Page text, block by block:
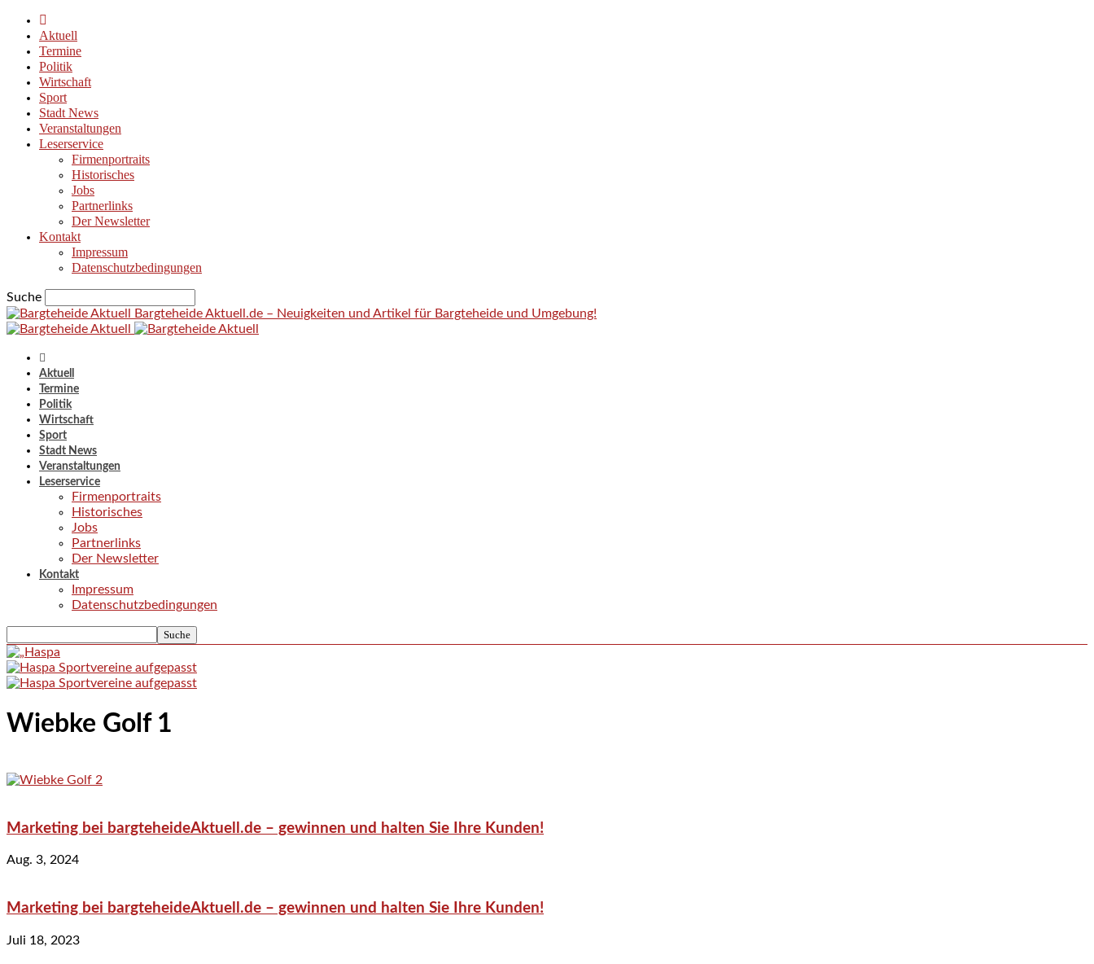
Aktuell
Termine
Politik
Wirtschaft
Sport
Stadt News
Veranstaltungen
Leserservice
Firmenportraits
Historisches
Jobs
Partnerlinks
Der Newsletter
Kontakt
Impressum
Datenschutzbedingungen
Suche
Bargteheide Aktuell.de – Neuigkeiten und Artikel für Bargteheide und Umgebung!
Aktuell
Termine
Politik
Wirtschaft
Sport
Stadt News
Veranstaltungen
Leserservice
Firmenportraits
Historisches
Jobs
Partnerlinks
Der Newsletter
Kontakt
Impressum
Datenschutzbedingungen
Wiebke Golf 1
Marketing bei bargteheideAktuell.de – gewinnen und halten Sie Ihre Kunden!
Aug. 3, 2024
Marketing bei bargteheideAktuell.de – gewinnen und halten Sie Ihre Kunden!
Juli 18, 2023